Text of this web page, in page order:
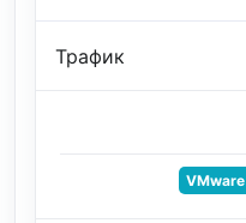
Трафик
VMware